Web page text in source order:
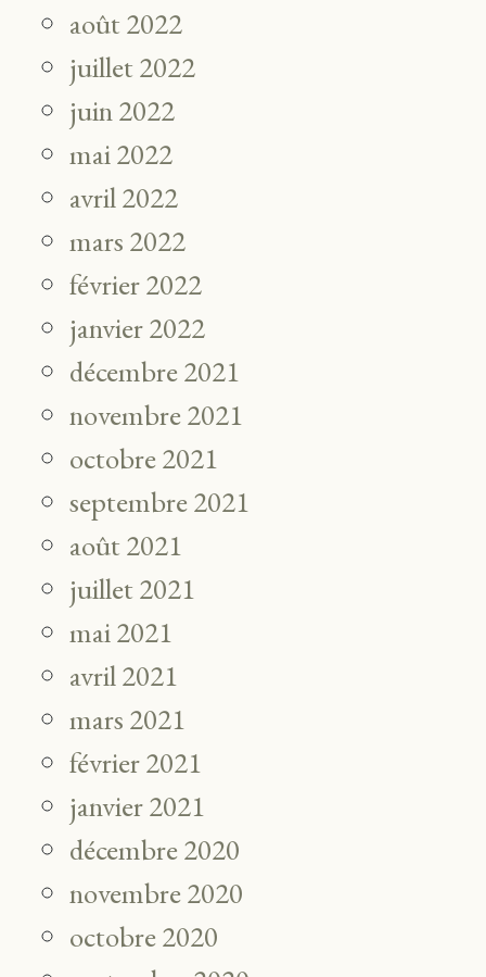
août 2022
juillet 2022
juin 2022
mai 2022
avril 2022
mars 2022
février 2022
janvier 2022
décembre 2021
novembre 2021
octobre 2021
septembre 2021
août 2021
juillet 2021
mai 2021
avril 2021
mars 2021
février 2021
janvier 2021
décembre 2020
novembre 2020
octobre 2020